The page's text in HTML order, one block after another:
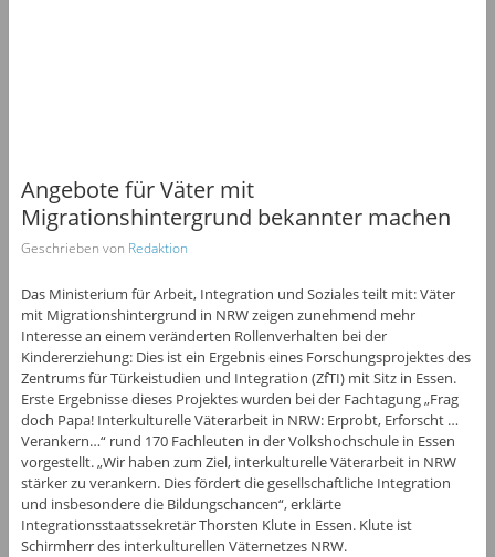
Angebote für Väter mit
Migrationshintergrund bekannter machen
Geschrieben von Redaktion
Das Ministerium für Arbeit, Integration und Soziales teilt mit: Väter
mit Migrationshintergrund in NRW zeigen zunehmend mehr
Interesse an einem veränderten Rollenverhalten bei der
Kindererziehung: Dies ist ein Ergebnis eines Forschungsprojektes des
Zentrums für Türkeistudien und Integration (ZfTI) mit Sitz in Essen.
Erste Ergebnisse dieses Projektes wurden bei der Fachtagung „Frag
doch Papa! Interkulturelle Väterarbeit in NRW: Erprobt, Erforscht …
Verankern…“ rund 170 Fachleuten in der Volkshochschule in Essen
vorgestellt. „Wir haben zum Ziel, interkulturelle Väterarbeit in NRW
stärker zu verankern. Dies fördert die gesellschaftliche Integration
und insbesondere die Bildungschancen“, erklärte
Integrationsstaatssekretär Thorsten Klute in Essen. Klute ist
Schirmherr des interkulturellen Väternetzes NRW.